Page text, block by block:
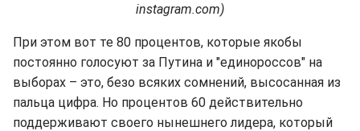
instagram.com)
При этом вот те 80 процентов, которые якобы
постоянно голосуют за Путина и "единороссов" на
выборах – это, безо всяких сомнений, высосанная из
пальца цифра. Но процентов 60 действительно
поддерживают своего нынешнего лидера, который